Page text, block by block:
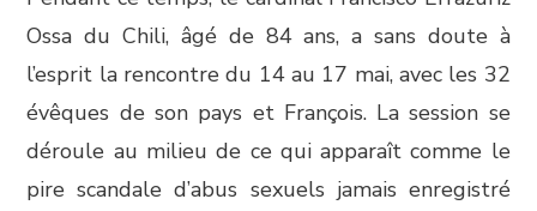
Ossa du Chili, âgé de 84 ans, a sans doute à
l’esprit la rencontre du 14 au 17 mai, avec les 32
évêques de son pays et François. La session se
déroule au milieu de ce qui apparaît comme le
pire scandale d’abus sexuels jamais enregistré